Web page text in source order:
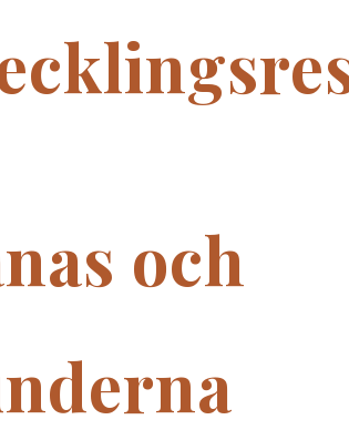
och